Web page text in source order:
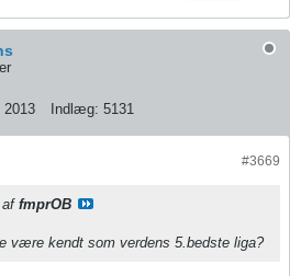
2013 Indlæg: 5131
#3669
af fmprOB
være kendt som verdens 5.bedste liga?